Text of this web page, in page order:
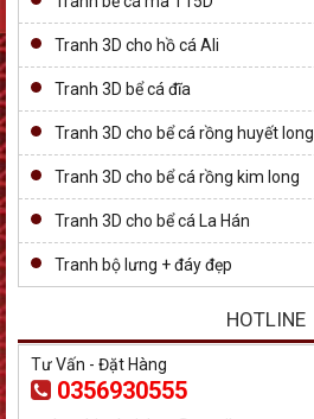
Tranh 3D cho hồ cá Ali
Tranh 3D bể cá đĩa
Tranh 3D cho bể cá rồng huyết long
Tranh 3D cho bể cá rồng kim long
Tranh 3D cho bể cá La Hán
Tranh bộ lưng + đáy đẹp
HOTLINE
Tư Vấn - Đặt Hàng
0356930555